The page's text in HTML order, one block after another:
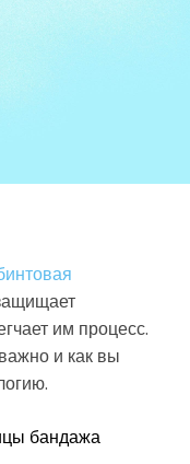
им процесс.
и как вы
бандажа